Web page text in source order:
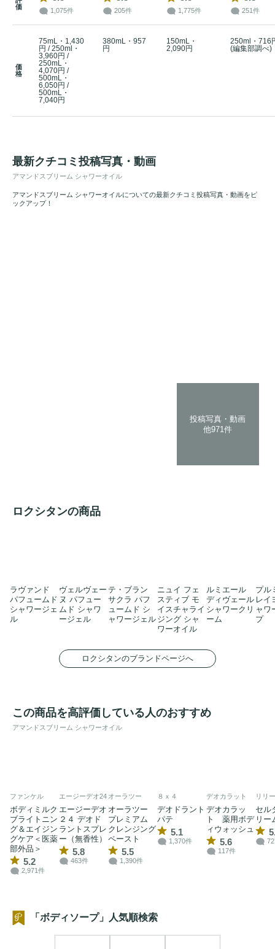
価
1,075件 205件 1,775件 251件
価
格
75mL・1,430
円 / 250ml・
3,960円 /
250mL・
4,070円 /
500mL・
6,050円 /
500mL・
7,040円
380mL・957
円
150mL・
2,090円
250ml・716
(編集部調べ)
最新クチコミ投稿写真・動画
アマンドスブリーム シャワーオイル
アマンドスブリーム シャワーオイルについての最新クチコミ投稿写真・動画をピ
ックアップ！
投稿写真・動画
他971件
ロクシタンの商品
ラヴァンド
パフュームド
シャワージェ
ル
ヴェルヴェー
ヌ パフュー
ムド シャワ
ージェル
テ・ブラン
サクラ パフ
ュームド シ
ャワージェル
ニュイ フェ
スティブ モ
イスチャライ
ジング シャ
ワーオイル
ルミエール
ディヴェール
シャワークリ
ーム
プル
レイ
ャワ
プ
ロクシタンのブランドページへ
この商品を高評価している人のおすすめ
アマンドスブリーム シャワーオイル
ファンケル
ボディミルク
ブライトニン
グ＆エイジン
グケア＜医薬
部外品＞
5.2
2,971件
エージーデオ24
エージーデオ
２４ デオド
ラントスプレ
ー（無香性）
5.8
463件
オーラツー
オーラツー
プレミアム
クレンジング
ペースト
5.5
1,390件
８ｘ４
デオドラント
パテ
5.1
1,370件
デオカラット
デオカラッ
ト 薬用ボデ
ィウォッシュ
5.6
117件
リリ
セル
リー
「ボディソープ」人気順検索